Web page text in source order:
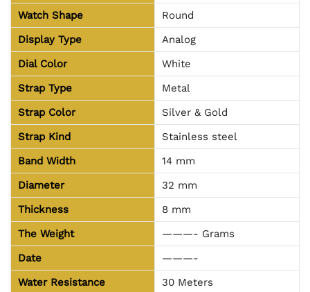
Watch Shape
Round
Display Type
Analog
Dial Color
White
Strap Type
Metal
Strap Color
Silver & Gold
Strap Kind
Stainless steel
Band Width
14 mm
Diameter
32 mm
Thickness
8 mm
The Weight
———- Grams
Date
———-
Water Resistance
30 Meters